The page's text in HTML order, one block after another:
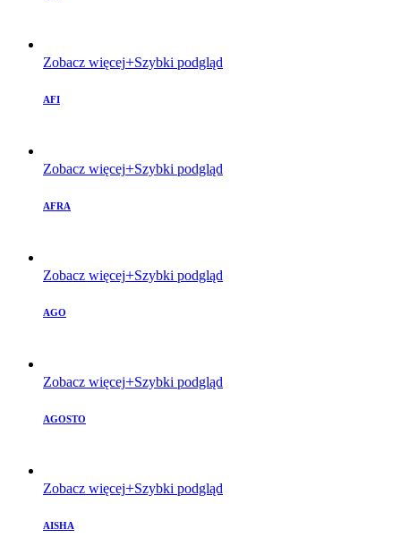
Zobacz więcej Szybki podgląd
AFI
Zobacz więcej Szybki podgląd
AFRA
Zobacz więcej Szybki podgląd
AGO
Zobacz więcej Szybki podgląd
AGOSTO
Zobacz więcej Szybki podgląd
AISHA